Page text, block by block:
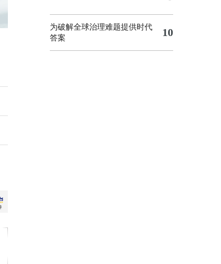
为破解全球治理难题提供时代
答案
10